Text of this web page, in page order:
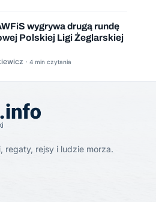
wygrywa drugą rundę
Polskiej Ligi Żeglarskiej
· 4 min czytania
regaty, rejsy i ludzie morza.